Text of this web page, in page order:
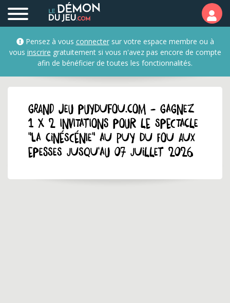
Pensez à vous connectersur votre espace membre ou à
vous inscrire gratuitement si vous n'avez pas encore de compte
afin de bénéficier de toutes les fonctionnalités.
GRAND JEU puydufou.com - Gagnez
1 x 2 invitations pour le spectacle
"La Cinéscénie" au Puy du Fou aux
Epesses jusqu'au 07 juillet 2026